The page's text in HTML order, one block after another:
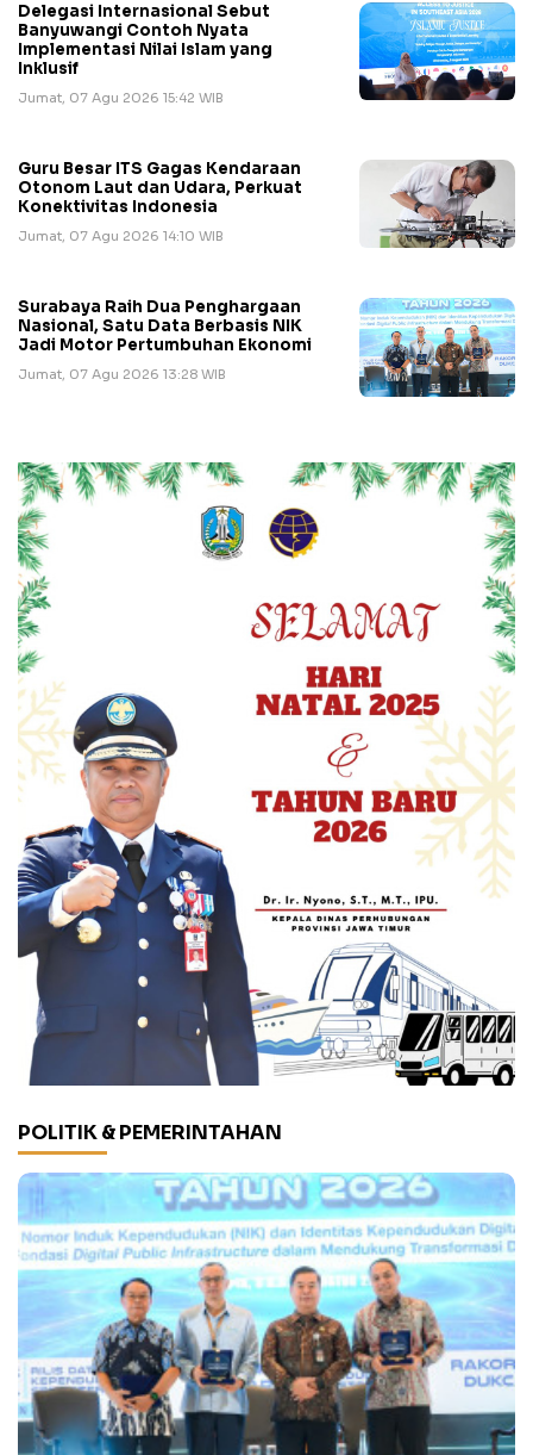
Delegasi Internasional Sebut
Banyuwangi Contoh Nyata
Implementasi Nilai Islam yang
Inklusif
Jumat, 07 Agu 2026 15:42 WIB
Guru Besar ITS Gagas Kendaraan
Otonom Laut dan Udara, Perkuat
Konektivitas Indonesia
Jumat, 07 Agu 2026 14:10 WIB
Surabaya Raih Dua Penghargaan
Nasional, Satu Data Berbasis NIK
Jadi Motor Pertumbuhan Ekonomi
Jumat, 07 Agu 2026 13:28 WIB
POLITIK & PEMERINTAHAN